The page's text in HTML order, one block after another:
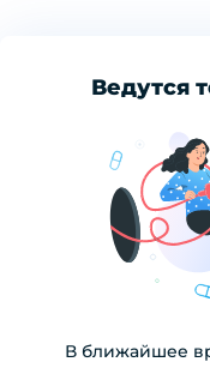
Ведутся
В ближайшее